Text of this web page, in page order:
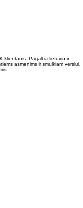
klientams. Pagalba lietuvių ir
asmenims ir smulkiam verslui.